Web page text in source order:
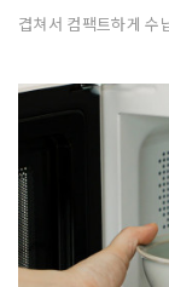
겹쳐서 컴팩트하게 수